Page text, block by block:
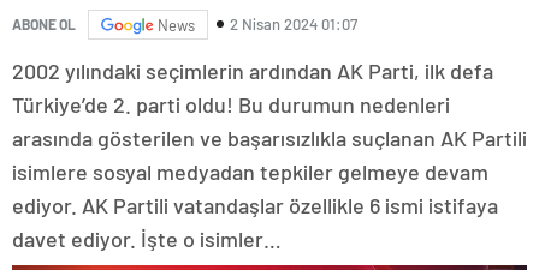
ABONE OL News 2 Nisan 2024 01:07
2002 yılındaki seçimlerin ardından AK Parti, ilk defa
Türkiye’de 2. parti oldu! Bu durumun nedenleri
arasında gösterilen ve başarısızlıkla suçlanan AK Partili
isimlere sosyal medyadan tepkiler gelmeye devam
ediyor. AK Partili vatandaşlar özellikle 6 ismi istifaya
davet ediyor. İşte o isimler…